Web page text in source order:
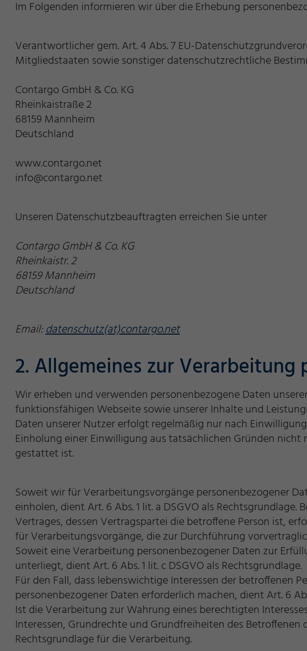
Im Folgenden informieren wir über die Erhebung
Verantwortlicher gem. Art. 4 Abs. 7 EU-
Mitgliedstaaten sowie sonstiger datenschutzrechtliche
Contargo GmbH & Co. KG
Rheinkaistraße 2
68159 Mannheim
Deutschland
www.contargo.net
info@contargo.net
Unseren Datenschutzbeauftragten erreichen Sie unter
Contargo GmbH & Co. KG
Rheinkaistr. 2
68159 Mannheim
Deutschland
Email:datenschutz(at)contargo.net
2. Allgemeines zur
Wir erheben und verwenden personenbezogene Daten
funktionsfähigen Webseite sowie unserer Inhalte und
Daten unserer Nutzer erfolgt regelmäßig nur nach
Einholung einer Einwilligung aus tatsächlichen Gründen
gestattet ist.
Soweit wir für Verarbeitungsvorgänge personenbezogener
einholen, dient Art. 6 Abs. 1 lit. a DSGVO als
Vertrages, dessen Vertragspartei die betroffene Person ist,
für Verarbeitungsvorgänge, die zur Durchführung
Soweit eine Verarbeitung personenbezogener Daten zur
unterliegt, dient Art. 6 Abs. 1 lit. c DSGVO als Rechtsgrundlage.
Für den Fall, dass lebenswichtige Interessen der betroffenen
personenbezogener Daten erforderlich machen, dient Art. 6
Ist die Verarbeitung zur Wahrung eines berechtigten
Interessen, Grundrechte und Grundfreiheiten des Betroffenen
Rechtsgrundlage für die Verarbeitung.
Notwendig